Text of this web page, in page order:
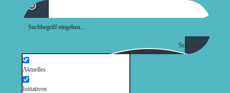
Suchen
Aktuelles
Initiativen